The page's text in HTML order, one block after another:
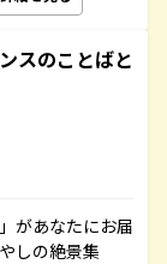
スのことばと
があなたにお届
しの絶景集